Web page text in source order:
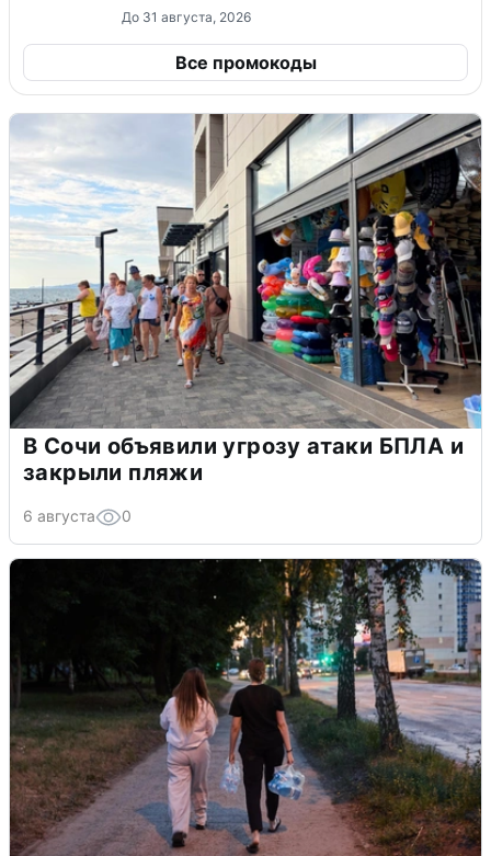
До 31 августа, 2026
Все промокоды
В Сочи объявили угрозу атаки БПЛА и
закрыли пляжи
6 августа 0